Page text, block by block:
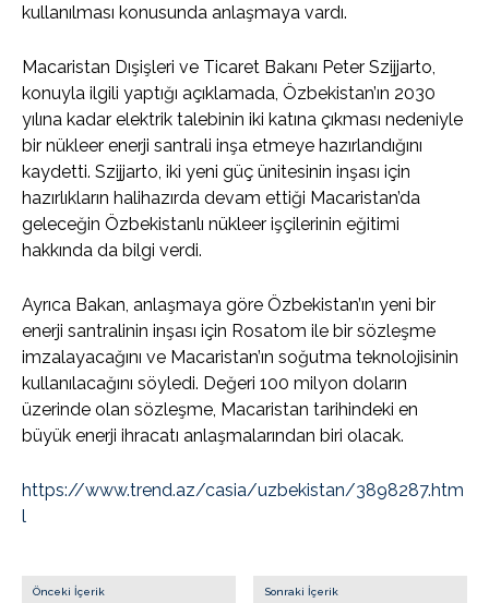
kullanılması konusunda anlaşmaya vardı.
Macaristan Dışişleri ve Ticaret Bakanı Peter Szijjarto,
konuyla ilgili yaptığı açıklamada, Özbekistan’ın 2030
yılına kadar elektrik talebinin iki katına çıkması nedeniyle
bir nükleer enerji santrali inşa etmeye hazırlandığını
kaydetti. Szijjarto, iki yeni güç ünitesinin inşası için
hazırlıkların halihazırda devam ettiği Macaristan’da
geleceğin Özbekistanlı nükleer işçilerinin eğitimi
hakkında da bilgi verdi.
Ayrıca Bakan, anlaşmaya göre Özbekistan’ın yeni bir
enerji santralinin inşası için Rosatom ile bir sözleşme
imzalayacağını ve Macaristan’ın soğutma teknolojisinin
kullanılacağını söyledi. Değeri 100 milyon doların
üzerinde olan sözleşme, Macaristan tarihindeki en
büyük enerji ihracatı anlaşmalarından biri olacak.
https://www.trend.az/casia/uzbekistan/3898287.htm
l
Önceki İçerik Sonraki İçerik